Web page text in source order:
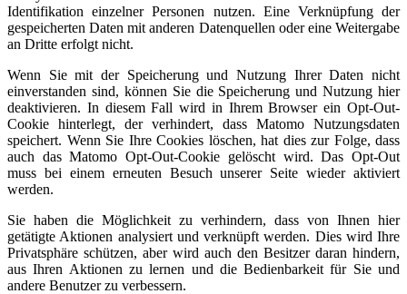
Identifikation einzelner Personen nutzen. Eine Verknüpfung der
gespeicherten Daten mit anderen Datenquellen oder eine Weitergabe
an Dritte erfolgt nicht.
Wenn Sie mit der Speicherung und Nutzung Ihrer Daten nicht
einverstanden sind, können Sie die Speicherung und Nutzung hier
deaktivieren. In diesem Fall wird in Ihrem Browser ein Opt-Out-
Cookie hinterlegt, der verhindert, dass Matomo Nutzungsdaten
speichert. Wenn Sie Ihre Cookies löschen, hat dies zur Folge, dass
auch das Matomo Opt-Out-Cookie gelöscht wird. Das Opt-Out
muss bei einem erneuten Besuch unserer Seite wieder aktiviert
werden.
Sie haben die Möglichkeit zu verhindern, dass von Ihnen hier
getätigte Aktionen analysiert und verknüpft werden. Dies wird Ihre
Privatsphäre schützen, aber wird auch den Besitzer daran hindern,
aus Ihren Aktionen zu lernen und die Bedienbarkeit für Sie und
andere Benutzer zu verbessern.